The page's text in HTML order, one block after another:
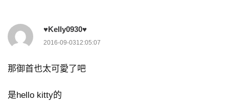
♥Kelly0930♥
2016-09-0312:05:07
那御首也太可愛了吧
是hello kitty的